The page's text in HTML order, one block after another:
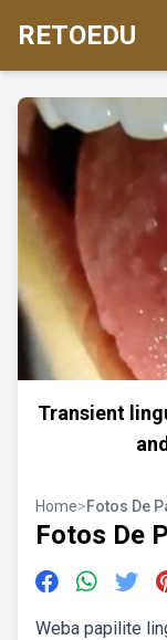
RETOEDU
Transient
Home>Fotos De
Fotos De
Weba papilite